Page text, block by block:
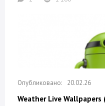
20.02.26
Weather Live Wallpapers